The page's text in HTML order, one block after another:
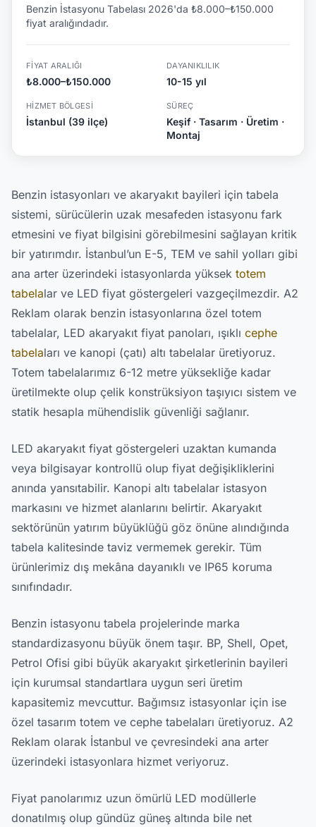
Benzin İstasyonu Tabelası 2026'da ₺8.000–₺150.000
fiyat aralığındadır.
FIYAT ARALIĞI
₺8.000–₺150.000
DAYANIKLILIK
10-15 yıl
HIZMET BÖLGESI
İstanbul (39 ilçe)
SÜREÇ
Keşif · Tasarım · Üretim ·
Montaj
Benzin istasyonları ve akaryakıt bayileri için tabela
sistemi, sürücülerin uzak mesafeden istasyonu fark
etmesini ve fiyat bilgisini görebilmesini sağlayan kritik
bir yatırımdır. İstanbul’un E-5, TEM ve sahil yolları gibi
ana arter üzerindeki istasyonlarda yüksek totem
tabelalar ve LED fiyat göstergeleri vazgeçilmezdir. A2
Reklam olarak benzin istasyonlarına özel totem
tabelalar, LED akaryakıt fiyat panoları, ışıklı cephe
tabelaları ve kanopi (çatı) altı tabelalar üretiyoruz.
Totem tabelalarımız 6-12 metre yüksekliğe kadar
üretilmekte olup çelik konstrüksiyon taşıyıcı sistem ve
statik hesapla mühendislik güvenliği sağlanır.
LED akaryakıt fiyat göstergeleri uzaktan kumanda
veya bilgisayar kontrollü olup fiyat değişikliklerini
anında yansıtabilir. Kanopi altı tabelalar istasyon
markasını ve hizmet alanlarını belirtir. Akaryakıt
sektörünün yatırım büyüklüğü göz önüne alındığında
tabela kalitesinde taviz vermemek gerekir. Tüm
ürünlerimiz dış mekâna dayanıklı ve IP65 koruma
sınıfındadır.
Benzin istasyonu tabela projelerinde marka
standardizasyonu büyük önem taşır. BP, Shell, Opet,
Petrol Ofisi gibi büyük akaryakıt şirketlerinin bayileri
için kurumsal standartlara uygun seri üretim
kapasitemiz mevcuttur. Bağımsız istasyonlar için ise
özel tasarım totem ve cephe tabelaları üretiyoruz. A2
Reklam olarak İstanbul ve çevresindeki ana arter
üzerindeki istasyonlara hizmet veriyoruz.
Fiyat panolarımız uzun ömürlü LED modüllerle
donatılmış olup gündüz güneş altında bile net